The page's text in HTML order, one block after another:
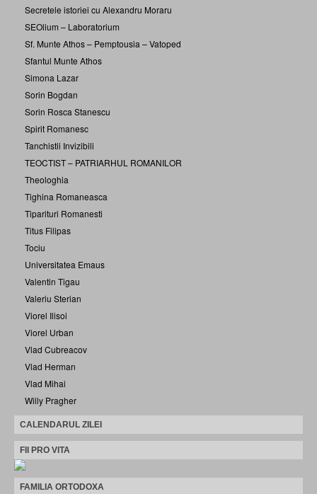
Secretele istoriei cu Alexandru Moraru
SEOlium – Laboratorium
Sf. Munte Athos – Pemptousia – Vatoped
Sfantul Munte Athos
Simona Lazar
Sorin Bogdan
Sorin Rosca Stanescu
Spirit Romanesc
Tanchistii Invizibili
TEOCTIST – PATRIARHUL ROMANILOR
Theologhia
Tighina Romaneasca
Tiparituri Romanesti
Titus Filipas
Tociu
Universitatea Emaus
Valentin Tigau
Valeriu Sterian
Viorel Ilisoi
Viorel Urban
Vlad Cubreacov
Vlad Herman
Vlad Mihai
Willy Pragher
CALENDARUL ZILEI
FII PRO VITA
FAMILIA ORTODOXA